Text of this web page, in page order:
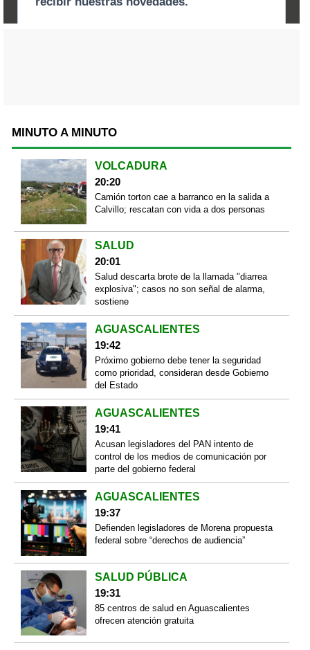
MINUTO A MINUTO
VOLCADURA
20:20
Camión torton cae a barranco en la salida a
Calvillo; rescatan con vida a dos personas
SALUD
20:01
Salud descarta brote de la llamada "diarrea
explosiva"; casos no son señal de alarma,
sostiene
AGUASCALIENTES
19:42
Próximo gobierno debe tener la seguridad
como prioridad, consideran desde Gobierno
del Estado
AGUASCALIENTES
19:41
Acusan legisladores del PAN intento de
control de los medios de comunicación por
parte del gobierno federal
AGUASCALIENTES
19:37
Defienden legisladores de Morena propuesta
federal sobre “derechos de audiencia”
SALUD PÚBLICA
19:31
85 centros de salud en Aguascalientes
ofrecen atención gratuita